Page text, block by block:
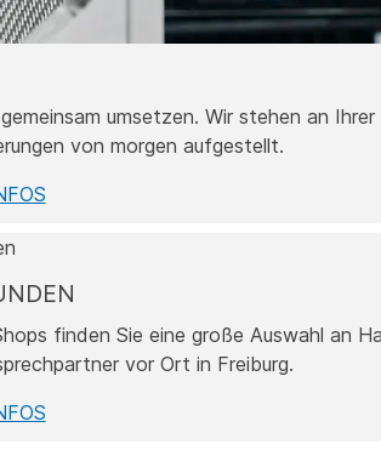
umsetzen. Wir stehen an
von morgen aufgestellt.
finden Sie eine große Auswahl an
vor Ort in Freiburg.